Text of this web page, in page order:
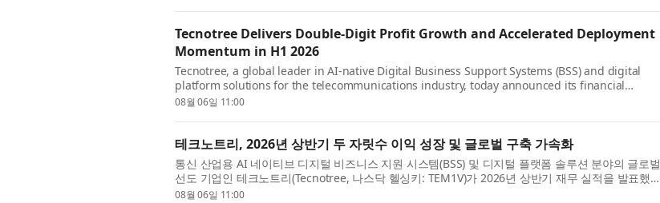
Tecnotree Delivers Double-Digit Profit Growth and Accelerated Deployment
Momentum in H1 2026
Tecnotree, a global leader in AI-native Digital Business Support Systems (BSS) and digital
platform solutions for the telecommunications industry, today announced its financial
results for the first half of 2026. The company delivered growth acros...
08월 06일 11:00
테크노트리, 2026년 상반기 두 자릿수 이익 성장 및 글로벌 구축 가속화
통신 산업용 AI 네이티브 디지털 비즈니스 지원 시스템(BSS) 및 디지털 플랫폼 솔루션 분야의 글로벌
선도 기업인 테크노트리(Tecnotree, 나스닥 헬싱키: TEM1V)가 2026년 상반기 재무 실적을 발표했
다. 테크노트리는 모든 주요 재무 지표에서 성장과 함께 영업이익...
08월 06일 11:00